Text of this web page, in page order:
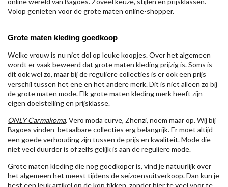
Volop genieten voor de grote maten online-shopper.
Grote maten kleding goedkoop
Welke vrouw is nu niet dol op leuke koopjes. Over het algemeen
wordt er vaak beweerd dat grote maten kleding prijzig is. Soms is
dit ook wel zo, maar bij de reguliere collecties is er ook een prijs
verschil tussen het ene en het andere merk. Dit is niet alleen zo bij
de grote maten mode. Elk grote maten kleding merk heeft zijn
eigen doelstelling en prijsklasse.
ONLY Carmakoma, Vero moda curve, Zhenzi, noem maar op. Wij bij
Bagoes vinden betaalbare collecties erg belangrijk. Er moet altijd
een goede verhouding zijn tussen de prijs en kwaliteit. Mode die
niet veel duurder is of zelfs gelijk is aan de reguliere mode.
Grote maten kleding die nog goedkoper is, vind je natuurlijk over
het algemeen het meest tijdens de seizoensuitverkoop. Dan kun je
best een leuk artikel op de kop tikken, zonder hier te veel voor te